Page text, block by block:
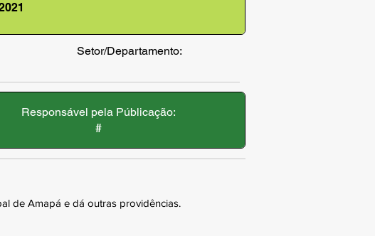
Setor/Departamento:
Responsável pela Públicação:
#
de Amapá e dá outras providências.